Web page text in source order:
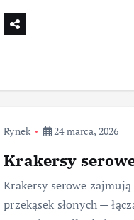
Rynek 24 marca, 2026
Krakersy
Krakersy serowe
przekąsek słonych —